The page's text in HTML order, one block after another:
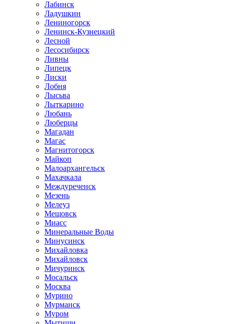
Лабинск
Ладушкин
Лениногорск
Ленинск-Кузнецкий
Лесной
Лесосибирск
Ливны
Липецк
Лиски
Лобня
Лысьва
Лыткарино
Любань
Люберцы
Магадан
Магас
Магнитогорск
Майкоп
Малоархангельск
Махачкала
Междуреченск
Мезень
Мелеуз
Мещовск
Миасс
Минеральные Воды
Минусинск
Михайловка
Михайловск
Мичуринск
Мосальск
Москва
Мурино
Мурманск
Муром